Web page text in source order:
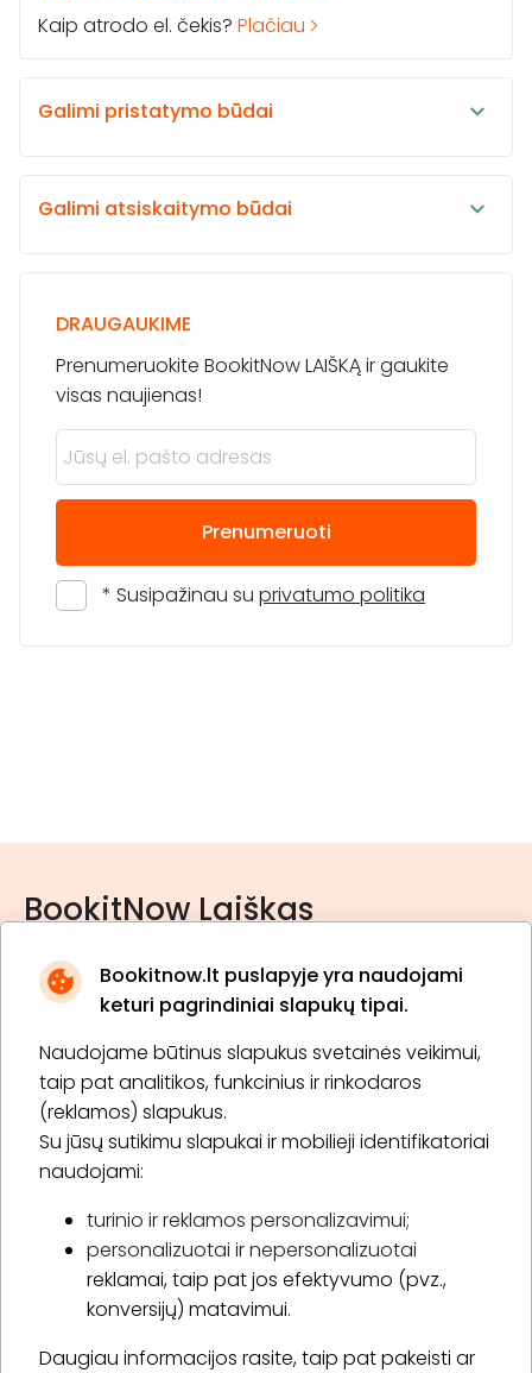
Bookitnow.lt puslapyje yra naudojami
keturi pagrindiniai slapukų tipai.
Naudojame būtinus slapukus svetainės veikimui,
taip pat analitikos, funkcinius ir rinkodaros
(reklamos) slapukus.
Su jūsų sutikimu slapukai ir mobilieji identifikatoriai
naudojami:
turinio ir reklamos personalizavimui;
personalizuotai ir nepersonalizuotai
reklamai, taip pat jos efektyvumo (pvz.,
konversijų) matavimui.
Daugiau informacijos rasite, taip pat pakeisti ar
Kaip atrodo el. čekis? Plačiau
Galimi pristatymo būdai
Galimi atsiskaitymo būdai
DRAUGAUKIME
Prenumeruokite BookitNow LAIŠKĄ ir gaukite
visas naujienas!
Prenumeruoti
* Susipažinau su privatumo politika
BookitNow Laiškas
* Susipažinau su privatumo politika
Prenumeruoti
Apie „BookitNow“
Informacija